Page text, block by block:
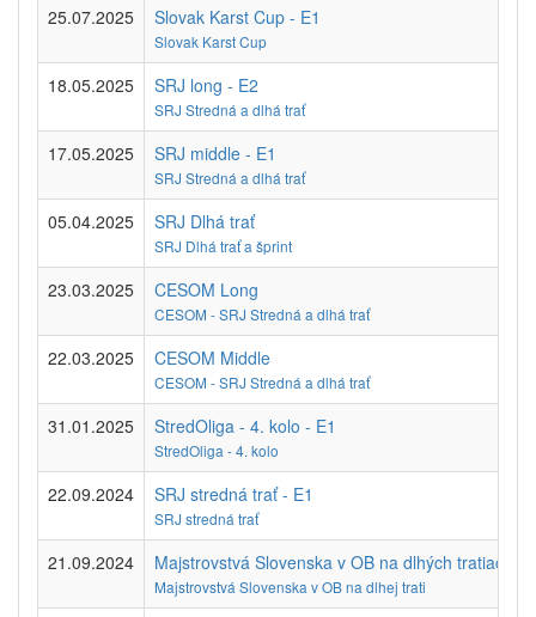
25.07.2025 Slovak Karst Cup - E1
Slovak Karst Cup
18.05.2025 SRJ long - E2
SRJ Stredná a dlhá trať
17.05.2025 SRJ middle - E1
SRJ Stredná a dlhá trať
05.04.2025 SRJ Dlhá trať
SRJ Dlhá trať a šprint
23.03.2025 CESOM Long
CESOM - SRJ Stredná a dlhá trať
22.03.2025 CESOM Middle
CESOM - SRJ Stredná a dlhá trať
31.01.2025 StredOliga - 4. kolo - E1
StredOliga - 4. kolo
22.09.2024 SRJ stredná trať - E1
SRJ stredná trať
21.09.2024 Majstrovstvá Slovenska v OB na dlhých tratiach
Majstrovstvá Slovenska v OB na dlhej trati